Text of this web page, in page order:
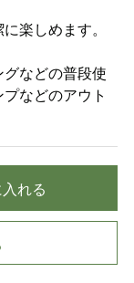
楽しめます。
などの普段使
などのアウト
れる